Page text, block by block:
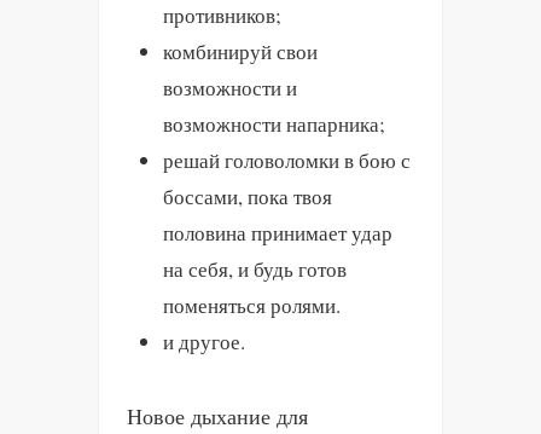
противников;
комбинируй свои
возможности и
возможности напарника;
решай головоломки в бою с
боссами, пока твоя
половина принимает удар
на себя, и будь готов
поменяться ролями.
и другое.
Новое дыхание для